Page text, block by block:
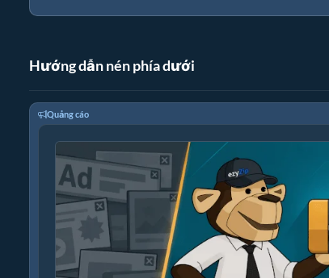
Hướng dẫn nén phía dưới
Quảng cáo